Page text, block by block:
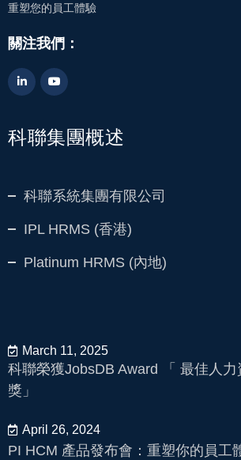
重塑您的員工體驗
關注我們：
科聯集團概述
科聯系統集團有限公司
IPL HRMS (香港)
Platinum HRMS (內地)
March 11, 2025
科聯榮獲JobsDB Award 「 最佳人
獎」
April 26, 2024
PI HCM 產品發布會：重塑你的員工